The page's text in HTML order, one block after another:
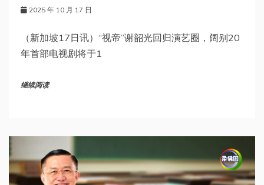
2025 年 10 月 17 日
（新加坡17日讯）“视帝”谢韶光回归演艺圈，阔别20
年首部电视剧将于1
继续阅读